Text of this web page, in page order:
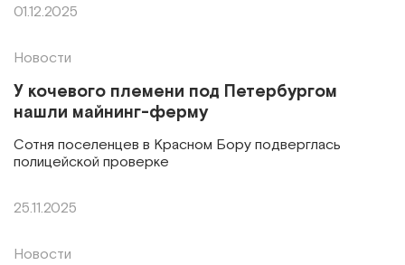
01.12.2025
Новости
У кочевого племени под Петербургом
нашли майнинг-ферму
Сотня поселенцев в Красном Бору подверглась
полицейской проверке
25.11.2025
Новости